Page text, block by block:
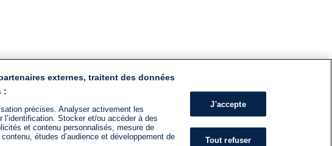
externes, traitent des données
:
précises. Analyser activement les
l’identification. Stocker et/ou accéder à des
et contenu personnalisés, mesure de
études d’audience et développement de
J'accepte
Tout refuser